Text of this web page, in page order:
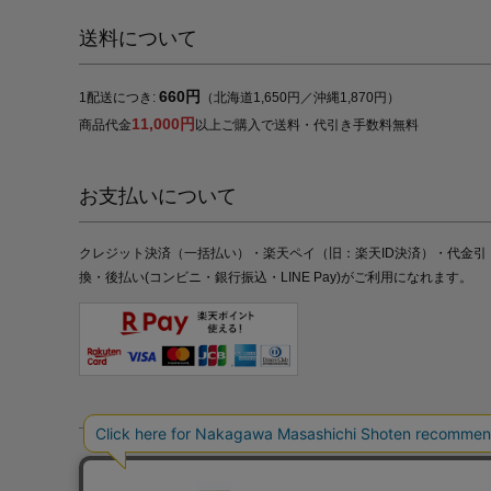
送料について
1配送につき: 660円
（北海道1,650円／沖縄1,870円）
商品代金11,000円 以上ご購入で送料・代引き手数料無料
お支払いについて
クレジット決済（一括払い）・楽天ペイ（旧：楽天ID決済）・代金引
換・後払い(コンビニ・銀行振込・LINE Pay)がご利用になれます。